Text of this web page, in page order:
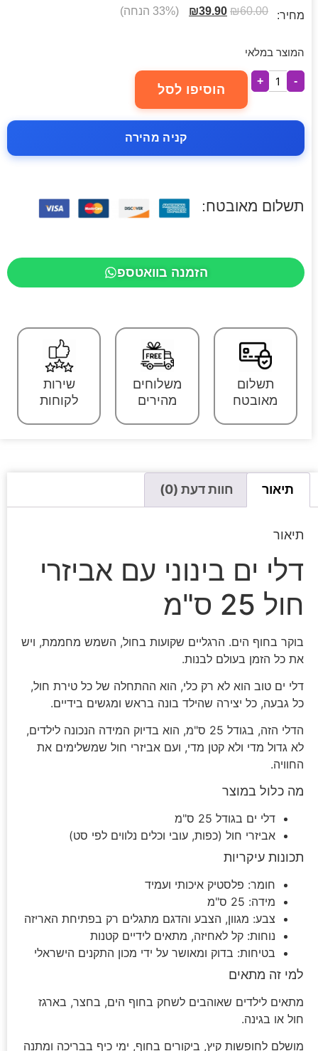
מחיר: ₪60.00
₪39.90 (33% הנחה)
המוצר במלאי
-
+
הוסיפו לסל
קניה מהירה
תשלום מאובטח:
הזמנה בוואטספ
תשלום
מאובטח
משלוחים
מהירים
שירות
לקוחות
תיאור חוות דעת (0)
תיאור
דלי ים בינוני עם אביזרי
חול 25 ס"מ
בוקר בחוף הים. הרגליים שקועות בחול, השמש מחממת, ויש
את כל הזמן בעולם לבנות.
דלי ים טוב הוא לא רק כלי, הוא ההתחלה של כל טירת חול,
כל גבעה, כל יצירה שהילד בונה בראש ומגשים בידיים.
הדלי הזה, בגודל 25 ס"מ, הוא בדיוק המידה הנכונה לילדים,
לא גדול מדי ולא קטן מדי, ועם אביזרי חול שמשלימים את
החוויה.
מה כלול במוצר
דלי ים בגודל 25 ס"מ
אביזרי חול (כפות, עובי וכלים נלווים לפי סט)
תכונות עיקריות
חומר: פלסטיק איכותי ועמיד
מידה: 25 ס"מ
צבע: מגוון, הצבע והדגם מתגלים רק בפתיחת האריזה
נוחות: קל לאחיזה, מתאים לידיים קטנות
בטיחות: בדוק ומאושר על ידי מכון התקנים הישראלי
למי זה מתאים
מתאים לילדים שאוהבים לשחק בחוף הים, בחצר, בארגז
חול או בגינה.
מושלם לחופשות קיץ, ביקורים בחוף, ימי כיף בבריכה ומתנה